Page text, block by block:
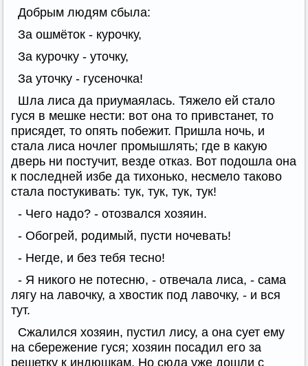
Добрым людям сбыла:
За ошмёток - курочку,
За курочку - уточку,
За уточку - гусеночка!
Шла лиса да приумаялась. Тяжело ей стало
гуся в мешке нести: вот она то привстанет, то
присядет, то опять побежит. Пришла ночь, и
стала лиса ночлег промышлять; где в какую
дверь ни постучит, везде отказ. Вот подошла она
к последней избе да тихонько, несмело таково
стала постукивать: тук, тук, тук, тук!
- Чего надо? - отозвался хозяин.
- Обогрей, родимый, пусти ночевать!
- Негде, и без тебя тесно!
- Я никого не потесню, - отвечала лиса, - сама
лягу на лавочку, а хвостик под лавочку, - и вся
тут.
Сжалился хозяин, пустил лису, а она сует ему
на сбережение гуся; хозяин посадил его за
решетку к индюшкам. Но сюда уже дошли с